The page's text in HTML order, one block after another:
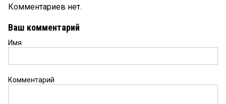
Комментариев нет.
Ваш комментарий
Имя
Комментарий